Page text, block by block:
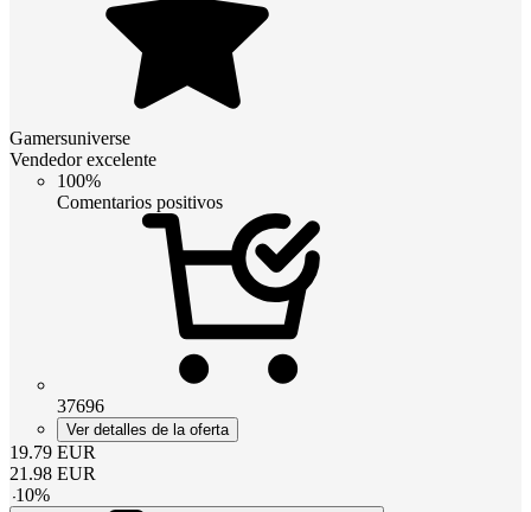
Gamersuniverse
Vendedor excelente
100%
Comentarios positivos
37696
Ver detalles de la oferta
19.79 EUR
21.98 EUR
-10%